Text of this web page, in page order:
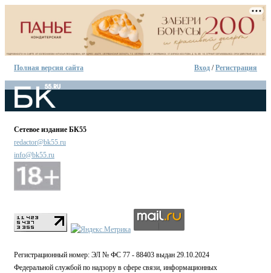
Полная версия сайта Вход /Регистрация
Сетевое издание БК55
redactor@bk55.ru
info@bk55.ru
Регистрационный номер: ЭЛ № ФС 77 - 88403 выдан 29.10.2024
Федеральной службой по надзору в сфере связи, информационных